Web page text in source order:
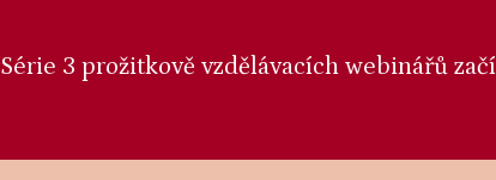
Série 3 prožitkově vzdělávacích webinářů